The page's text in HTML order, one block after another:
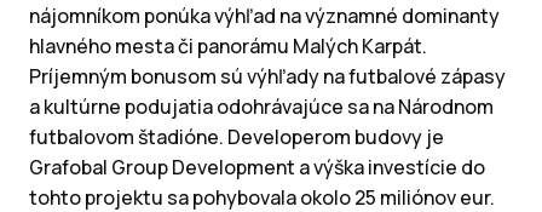
nájomníkom ponúka výhľad na významné dominanty
hlavného mesta či panorámu Malých Karpát.
Príjemným bonusom sú výhľady na futbalové zápasy
a kultúrne podujatia odohrávajúce sa na Národnom
futbalovom štadióne. Developerom budovy je
Grafobal Group Development a výška investície do
tohto projektu sa pohybovala okolo 25 miliónov eur.